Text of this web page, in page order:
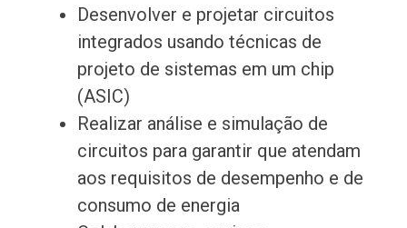
Desenvolver e projetar circuitos
integrados usando técnicas de
projeto de sistemas em um chip
(ASIC)
Realizar análise e simulação de
circuitos para garantir que atendam
aos requisitos de desempenho e de
consumo de energia